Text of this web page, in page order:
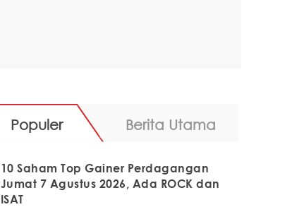
Populer Berita Utama
10 Saham Top Gainer Perdagangan
Jumat 7 Agustus 2026, Ada ROCK dan
ISAT